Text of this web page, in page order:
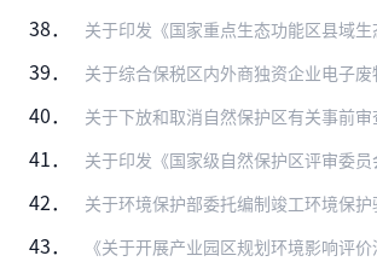
38． 关于印发《国家重点生态功能区县域生态环境质量监测评价与考核指标体系实施细则（试
39． 关于综合保税区内外商独资企业电子废物处置适用法律问题的复函
40． 关于下放和取消自然保护区有关事前审查事项做好监督管理工作的
41． 关于印发《国家级自然保护区评审委员会组织和工作规则》的通
42． 关于环境保护部委托编制竣工环境保护验收调查报告和验收监测报告有关事项
43． 《关于开展产业园区规划环境影响评价清单式管理试点工作的通知